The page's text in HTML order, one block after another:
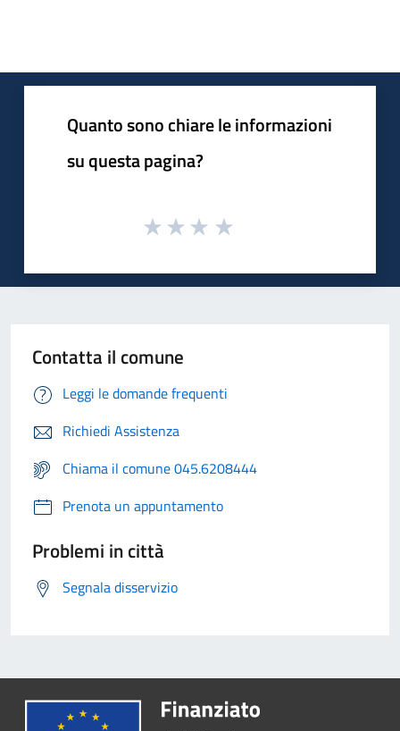
Quanto sono chiare le informazioni
su questa pagina?
Contatta il comune
Leggi le domande frequenti
Richiedi Assistenza
Chiama il comune 045.6208444
Prenota un appuntamento
Problemi in città
Segnala disservizio